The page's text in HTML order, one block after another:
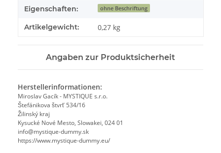
Eigenschaften: ohne Beschriftung
Artikelgewicht: 0,27 kg
Angaben zur Produktsicherheit
Herstellerinformationen:
Miroslav Gacík - MYSTIQUE s.r.o.
Štefánikova štvrť 534/16
Žilinský kraj
Kysucké Nové Mesto, Slowakei, 024 01
info@mystique-dummy.sk
https://www.mystique-dummy.eu/